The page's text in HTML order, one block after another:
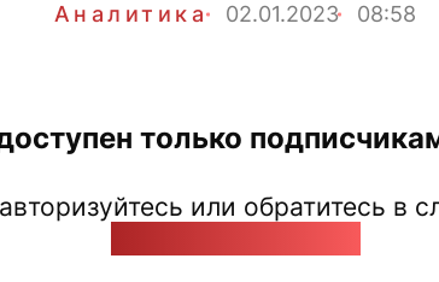
Аналитика 02.01.2023 08:58
только
или обратитесь в